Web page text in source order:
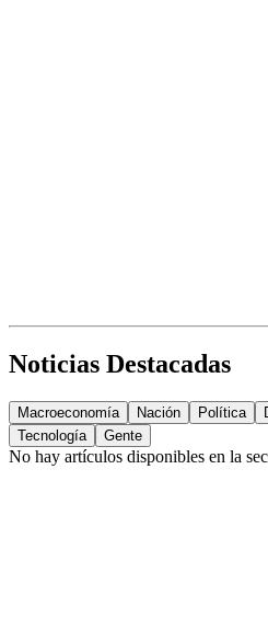
Noticias Destacadas
Macroeconomía Nación Política
Tecnología
Gente
No hay artículos disponibles en la